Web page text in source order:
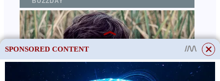
SPONSORED CONTENT